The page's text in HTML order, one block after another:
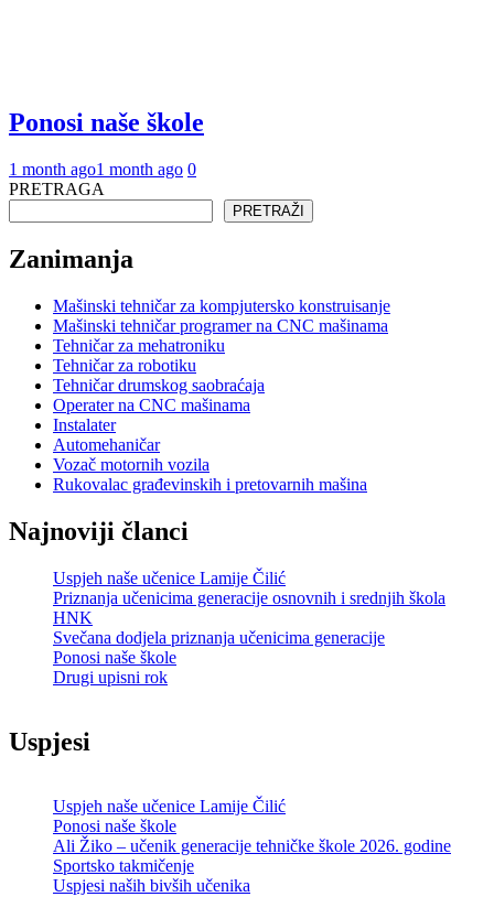
Ponosi naše škole
1 month ago1 month ago 0
PRETRAGA
PRETRAŽI
Zanimanja
Mašinski tehničar za kompjutersko konstruisanje
Mašinski tehničar programer na CNC mašinama
Tehničar za mehatroniku
Tehničar za robotiku
Tehničar drumskog saobraćaja
Operater na CNC mašinama
Instalater
Automehaničar
Vozač motornih vozila
Rukovalac građevinskih i pretovarnih mašina
Najnoviji članci
Uspjeh naše učenice Lamije Čilić
Priznanja učenicima generacije osnovnih i srednjih škola
HNK
Svečana dodjela priznanja učenicima generacije
Ponosi naše škole
Drugi upisni rok
Uspjesi
Uspjeh naše učenice Lamije Čilić
Ponosi naše škole
Ali Žiko – učenik generacije tehničke škole 2026. godine
Sportsko takmičenje
Uspjesi naših bivših učenika